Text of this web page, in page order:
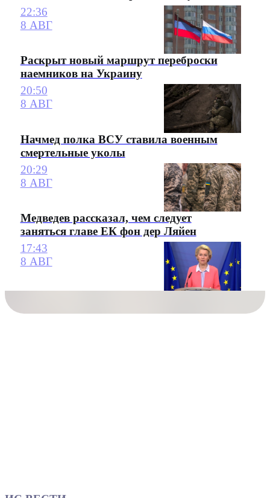
22:36
8 АВГ
Раскрыт новый маршрут переброски
наемников на Украину
20:50
8 АВГ
Начмед полка ВСУ ставила военным
смертельные уколы
20:29
8 АВГ
Медведев рассказал, чем следует
заняться главе ЕК фон дер Ляйен
17:43
8 АВГ